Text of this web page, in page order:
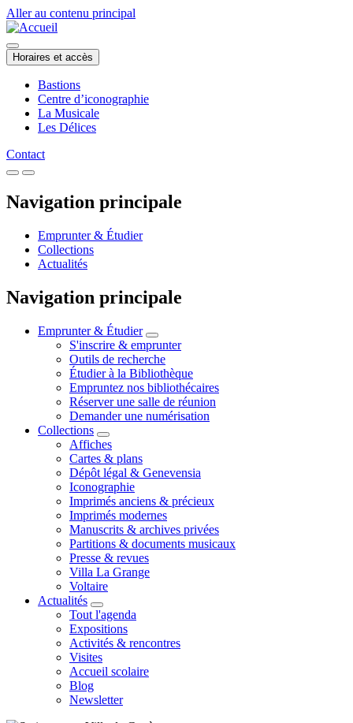
Aller au contenu principal
Horaires et accès
Bastions
Centre d’iconographie
La Musicale
Les Délices
Contact
Navigation principale
Emprunter & Étudier
Collections
Actualités
Navigation principale
Emprunter & Étudier
S'inscrire & emprunter
Outils de recherche
Étudier à la Bibliothèque
Empruntez nos bibliothécaires
Réserver une salle de réunion
Demander une numérisation
Collections
Affiches
Cartes & plans
Dépôt légal & Genevensia
Iconographie
Imprimés anciens & précieux
Imprimés modernes
Manuscrits & archives privées
Partitions & documents musicaux
Presse & revues
Villa La Grange
Voltaire
Actualités
Tout l'agenda
Expositions
Activités & rencontres
Visites
Accueil scolaire
Blog
Newsletter